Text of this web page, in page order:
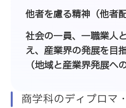
他者を慮る精神（他者
社会の一員、一職業人
え、産業界の発展を目
（地域と産業界発展へ
商学科のディプロマ